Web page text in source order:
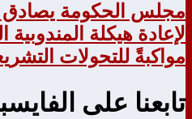
مجلس الحكومة
لإعادة هيكلة
مواكبةً للتحولات
تابعنا على